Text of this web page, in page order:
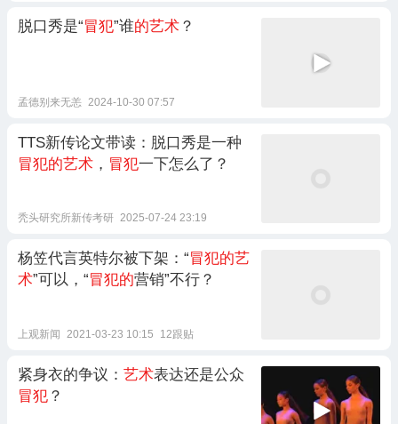
脱口秀是“冒犯”谁的艺术 ？
孟德别来无恙 2024-10-30 07:57
TTS新传论文带读：脱口秀是一种
冒犯的艺术 ， 冒犯一下怎么了？
秃头研究所新传考研 2025-07-24 23:19
杨笠代言英特尔被下架：“冒犯的艺
术”可以，“冒犯的营销”不行？
上观新闻 2021-03-23 10:15 12跟贴
紧身衣的争议： 艺术表达还是公众
冒犯 ？